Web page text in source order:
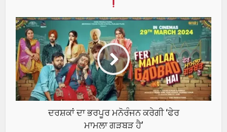
ਦਰਸ਼ਕਾਂ ਦਾ ਭਰਪੂਰ ਮਨੋਰੰਜਨ ਕਰੇਗੀ ‘ਫੇਰ
ਮਾਮਲਾ ਗੜਬੜ ਹੈ’